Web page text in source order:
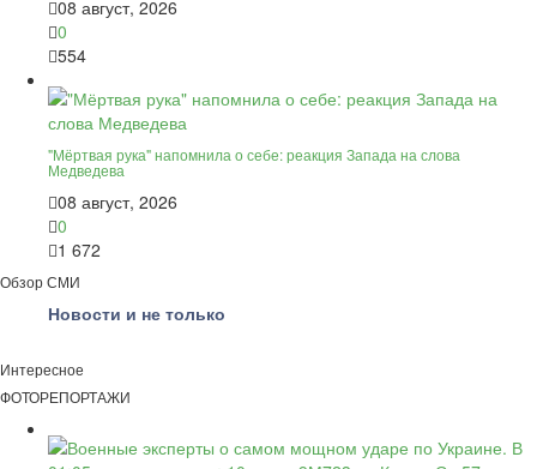
08 август, 2026
0
554
"Мёртвая рука" напомнила о себе: реакция Запада на слова
Медведева
08 август, 2026
0
1 672
Обзор СМИ
Новости и не только
Интересное
ФОТОРЕПОРТАЖИ